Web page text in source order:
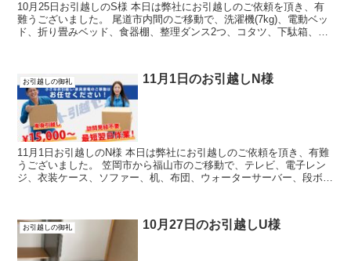
10月25日お引越しのS様 本日は弊社にお引越しのご依頼を頂き、有
難うございました。 尾道市内間のご移動で、洗濯機(7kg)、電動ベッ
ド、折り畳みベッド、食器棚、整理ダンス2つ、コタツ、下駄箱、本
お引越しの御礼 11月1日のお引越しN様
11月1日お引越しのN様 本日は弊社にお引越しのご依頼を頂き、有難
うございました。 笠岡市から福山市のご移動で、テレビ、電子レン
ジ、衣装ケース、ソファー、机、布団、ウォーターサーバー、段ボー
お引越しの御礼 10月27日のお引越しU様